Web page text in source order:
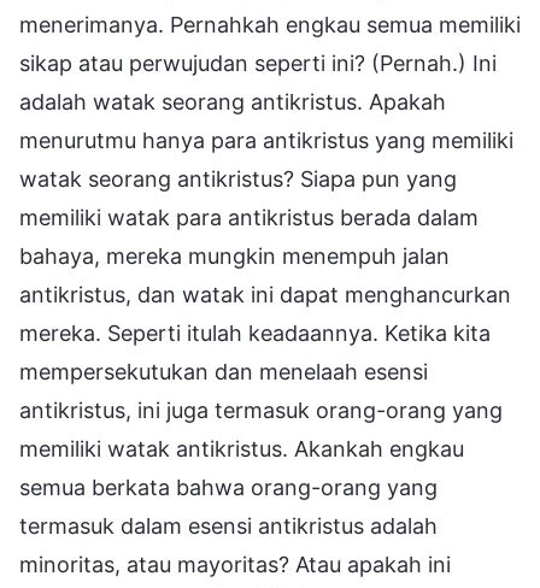
menerimanya. Pernahkah engkau semua memiliki
sikap atau perwujudan seperti ini? (Pernah.) Ini
adalah watak seorang antikristus. Apakah
menurutmu hanya para antikristus yang memiliki
watak seorang antikristus? Siapa pun yang
memiliki watak para antikristus berada dalam
bahaya, mereka mungkin menempuh jalan
antikristus, dan watak ini dapat menghancurkan
mereka. Seperti itulah keadaannya. Ketika kita
mempersekutukan dan menelaah esensi
antikristus, ini juga termasuk orang-orang yang
memiliki watak antikristus. Akankah engkau
semua berkata bahwa orang-orang yang
termasuk dalam esensi antikristus adalah
minoritas, atau mayoritas? Atau apakah ini